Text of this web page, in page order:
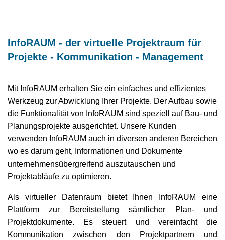
InfoRAUM - der virtuelle Projektraum für
Projekte - Kommunikation - Management
Mit InfoRAUM erhalten Sie ein einfaches und effizientes
Werkzeug zur Abwicklung Ihrer Projekte. Der Aufbau sowie
die Funktionalität von InfoRAUM sind speziell auf Bau- und
Planungsprojekte ausgerichtet. Unsere Kunden
verwenden InfoRAUM auch in diversen anderen Bereichen
wo es darum geht, Informationen und Dokumente
unternehmensübergreifend auszutauschen und
Projektabläufe zu optimieren.
Als virtueller Datenraum bietet Ihnen InfoRAUM eine
Plattform zur Bereitstellung sämtlicher Plan- und
Projektdokumente. Es steuert und vereinfacht die
Kommunikation zwischen den Projektpartnern und